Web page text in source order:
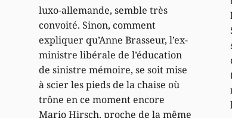
luxo-allemande, semble très
convoité. Sinon, comment
expliquer qu’Anne Brasseur, l’ex-
ministre libérale de l’éducation
de sinistre mémoire, se soit mise
à scier les pieds de la chaise où
trône en ce moment encore
Mario Hirsch, proche de la même